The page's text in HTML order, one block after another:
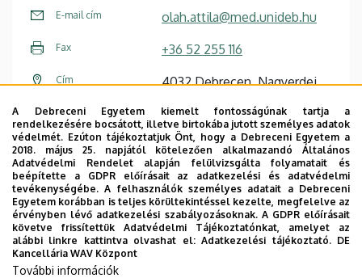
E-mail cím olah.attila@med.unideb.hu
Fax +36 52 255 116
Cím
4032 Debrecen, Nagyerdei
Épület Elméleti négyszög, U épület
Emelet, ajtó 1. emelet
Weboldal
Szervezeti weboldal
Tudóstér profil
Leírás
Önéletrajz
A Debreceni Egyetem kiemelt fontosságúnak tartja a
rendelkezésére bocsátott, illetve birtokába jutott személyes adatok
védelmét. Ezúton tájékoztatjuk Önt, hogy a Debreceni Egyetem a
2018. május 25. napjától kötelezően alkalmazandó Általános
Adatvédelmi Rendelet alapján felülvizsgálta folyamatait és
beépítette a GDPR előírásait az adatkezelési és adatvédelmi
tevékenységébe. A felhasználók személyes adatait a Debreceni
Egyetem korábban is teljes körültekintéssel kezelte, megfelelve az
érvényben lévő adatkezelési szabályozásoknak. A GDPR előírásait
követve frissítettük Adatvédelmi Tájékoztatónkat, amelyet az
alábbi linkre kattintva olvashat el:Adatkezelési tájékoztató. DE
Kancellária WAV Központ
További információk